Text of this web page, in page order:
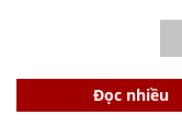
Đọc nhiều